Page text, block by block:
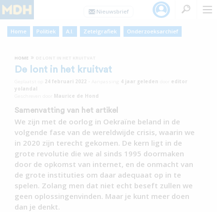
Home Politiek A.I. Zetelgrafiek Onderzoeksarchief
HOME »
De lont in het kruitvat
24 februari 2022 4 jaar geleden
editor
yolandal
Maurice de Hond
Samenvatting van het artikel
We zijn met de oorlog in Oekraïne beland in de
volgende fase van de wereldwijde crisis, waarin we
in 2020 zijn terecht gekomen. De kern ligt in de
grote revolutie die we al sinds 1995 doormaken
door de opkomst van internet, en de onmacht van
de grote instituties om daar adequaat op in te
spelen. Zolang men dat niet echt beseft zullen we
geen oplossingenvinden. Maar je kunt meer doen
dan je denkt.